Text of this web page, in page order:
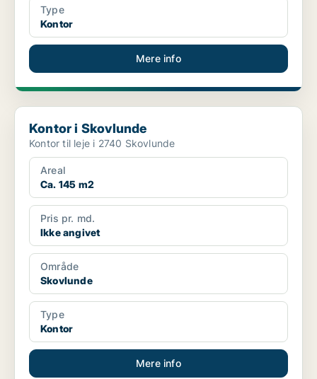
Type
Kontor
Mere info
Kontor i Skovlunde
Kontor i Skovlunde
Kontor til leje i 2740 Skovlunde
Areal
Ca. 145 m2
Pris pr. md.
Ikke angivet
Område
Skovlunde
Type
Kontor
Mere info